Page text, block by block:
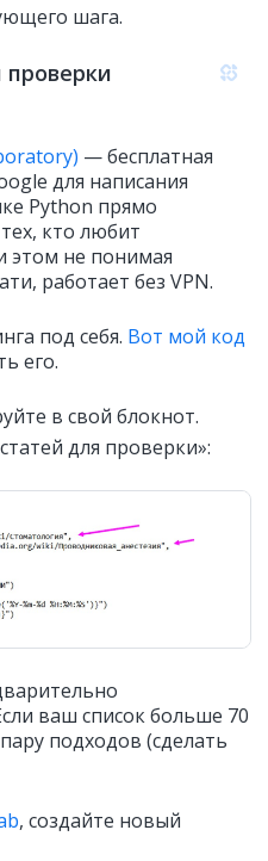
шага.
— бесплатная
для написания
Python прямо
кто любит
этом не понимая
работает без VPN.
под себя. Вот мой код
его.
в свой блокнот.
для проверки»:
ваш список больше 70
подходов (сделать
, создайте новый